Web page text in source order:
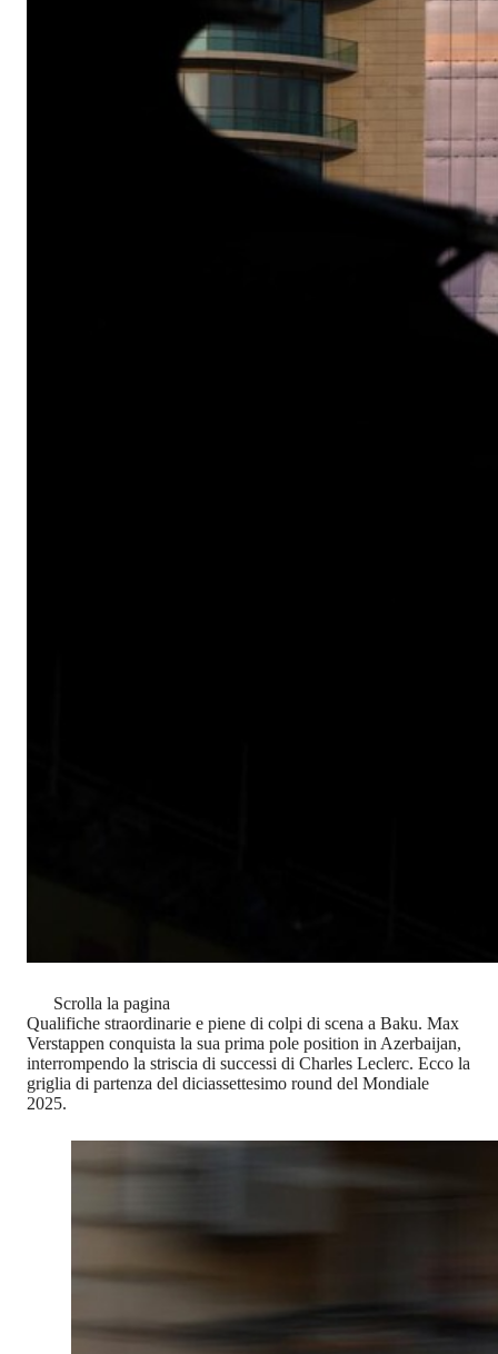
Scrolla la pagina
Qualifiche straordinarie e piene di colpi di scena a Baku. Max
Verstappen conquista la sua prima pole position in Azerbaijan,
interrompendo la striscia di successi di Charles Leclerc. Ecco la
griglia di partenza del diciassettesimo round del Mondiale
2025.